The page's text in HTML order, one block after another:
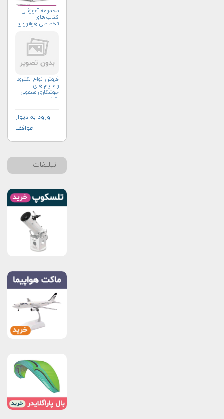
مجموعه آموزشی
کتاب های
تخصصی هوانوردی
فروش انواع الکترود
و سیم های
جوشکاری معمولی
وتخصصی
ورود به دیوار
هوافضا
تبلیغات